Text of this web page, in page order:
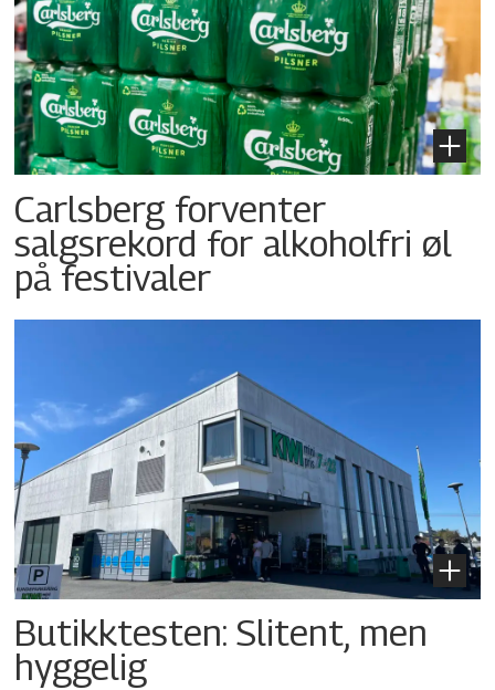
Carlsberg forventer
salgsrekord for alkoholfri øl
på festivaler
Butikktesten: Slitent, men
hyggelig